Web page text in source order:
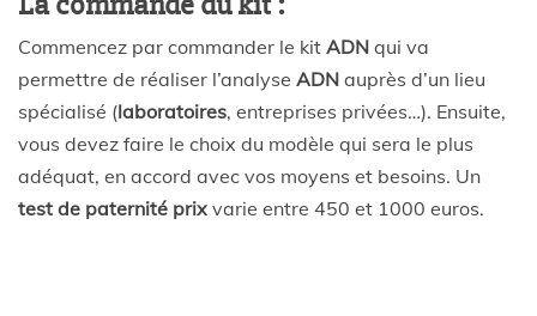
Commencez par commander le kit ADN qui va
permettre de réaliser l’analyse ADN auprès d’un lieu
spécialisé (laboratoires, entreprises privées…). Ensuite,
vous devez faire le choix du modèle qui sera le plus
adéquat, en accord avec vos moyens et besoins. Un
test de paternité prix varie entre 450 et 1000 euros.